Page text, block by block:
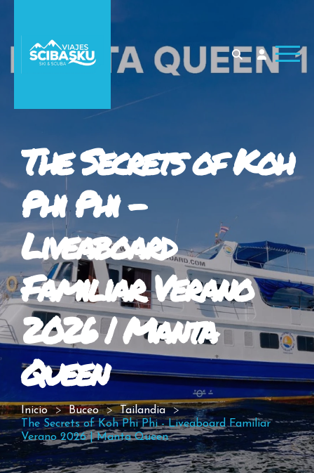
The Secrets of Koh
Phi Phi -
Liveaboard
Familiar Verano
2026 | Manta
Queen
Inicio Buceo
Tailandia
The Secrets of Koh Phi Phi - Liveaboard Familiar
Verano 2026 | Manta Queen